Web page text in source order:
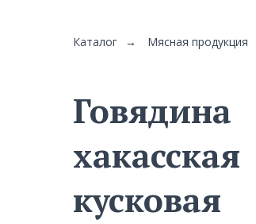
Каталог → Мясная продукция
Говядина
хакасская
кусковая